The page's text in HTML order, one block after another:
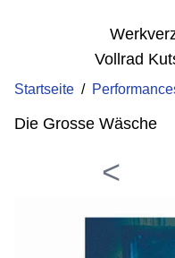
Vollrad
Startseite /
Die Grosse Wäsche
<